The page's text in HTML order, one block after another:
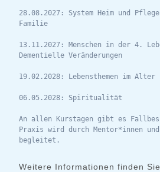
28.08.2027: System Heim und
Familie
13.11.2027: Menschen in der 4.
Dementielle Veränderungen
19.02.2028: Lebensthemen im Alter
06.05.2028: Spiritualität
An allen Kurstagen gibt es
Praxis wird durch Mentor*innen
begleitet.
Weitere Informationen finden